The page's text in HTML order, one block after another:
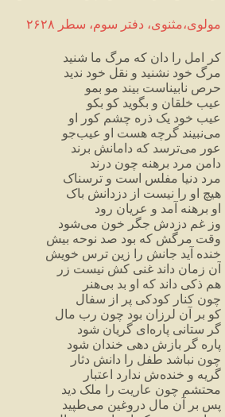
مولوی،مثنوی، دفتر سوم، سطر ۲۶۲۸
کر امل را دان که مرگ ما شنید
مرگ خود نشنید و نقل خود ندید
حرص نابیناست بیند مو بمو
عیب خلقان و بگوید کو بکو
عیب خود یک ذره چشم کور او
می‌نبیند گرچه هست او عیب‌جو
عور می‌ترسد که دامانش برند
دامن مرد برهنه چون درند
مرد دنیا مفلس است و ترسناک
هیچ او را نیست از دزدانش باک
او برهنه آمد و عریان رود
وز غم دزدش جگر خون می‌شود
وقت مرگش که بود صد نوحه بیش
خنده آید جانش را زین ترس خویش
آن زمان داند غنی کش نیست زر
هم ذکی داند که او بد بی‌هنر
چون کنار کودکی پر از سفال
کو بر آن لرزان بود چون رب مال
گر ستانی پاره‌ای گریان شود
پاره گر بازش دهی خندان شود
چون نباشد طفل را دانش دثار
گریه و خنده‌ش ندارد اعتبار
محتشم چون عاریت را ملک دید
پس بر آن مال دروغین می‌طپید